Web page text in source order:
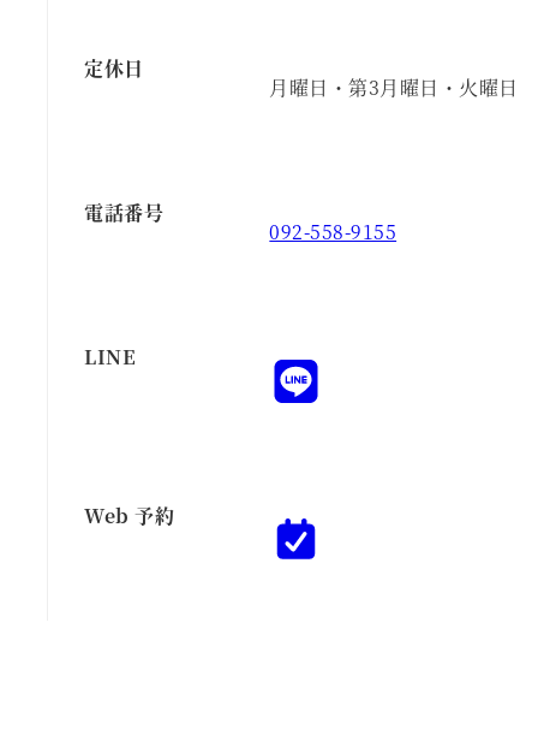
定休日
月曜日・第3月曜日・火曜日
電話番号
092-558-9155
LINE
Web 予約